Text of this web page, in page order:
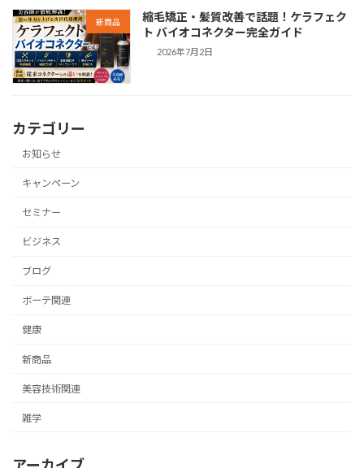
新商品
縮毛矯正・髪質改善で話題！ケラフェク
ト バイオコネクター完全ガイド
2026年7月2日
カテゴリー
お知らせ
キャンペーン
セミナー
ビジネス
ブログ
ボーテ関連
健康
新商品
美容技術関連
雑学